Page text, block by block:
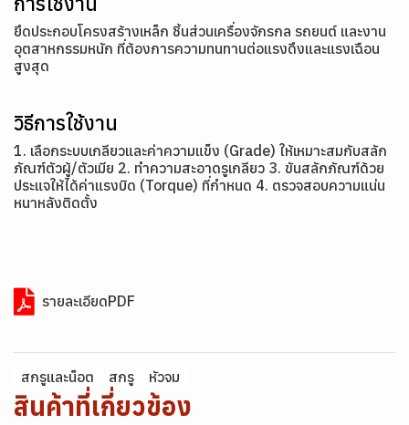
ยึดประกอบโครงสร้างเหล็ก ชิ้นส่วนเครื่องจักรกล รถยนต์ และงาน
อุตสาหกรรมหนัก ที่ต้องการความทนทานต่อแรงดึงและแรงเฉือน
สูงสุด
วิธีการใช้งาน
1. เลือกระบบเกลียวและค่าความแข็ง (Grade) ให้เหมาะสมกับสลัก
ภัณฑ์ตัวผู้/ตัวเมีย 2. ทำความสะอาดรูเกลียว 3. ขันสลักภัณฑ์ด้วย
ประแจให้ได้ค่าแรงบิด (Torque) ที่กำหนด 4. ตรวจสอบความแน่น
หนาหลังติดตั้ง
รายละเอียดPDF
สกรูและน็อต สกรู หัวจม
สินค้าที่เกี่ยวข้อง